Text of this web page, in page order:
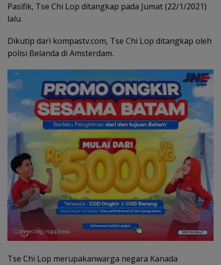
Pasifik, Tse Chi Lop ditangkap pada Jumat (22/1/2021)
lalu.
Dikutip dari kompastv.com, Tse Chi Lop ditangkap oleh
polisi Belanda di Amsterdam.
Tse Chi Lop merupakanwarga negara Kanada